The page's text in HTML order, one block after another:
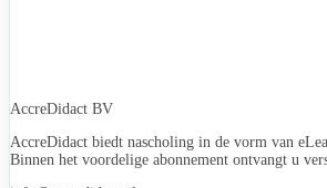
AccreDidact BV
AccreDidact biedt nascholing in de vorm van
Binnen het voordelige abonnement ontvangt u